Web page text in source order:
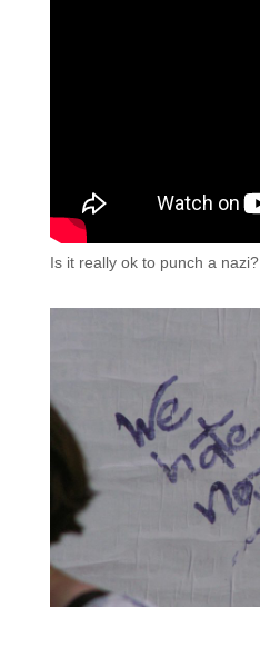
Is it really ok to punch a nazi?